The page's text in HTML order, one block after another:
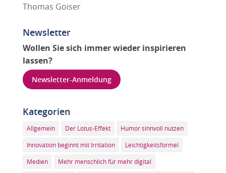
Thomas Goiser
Newsletter
Wollen Sie sich immer wieder inspirieren
lassen?
Newsletter-Anmeldung
Kategorien
Allgemein Der Lotus-Effekt Humor sinnvoll nutzen
Innovation beginnt mit Irritation Leichtigkeitsformel
Medien Mehr menschlich für mehr digital